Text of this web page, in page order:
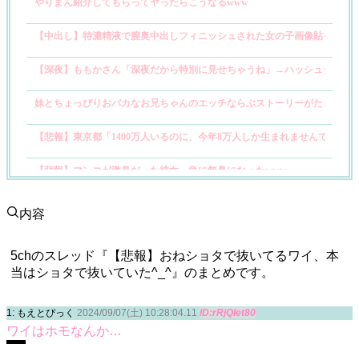
やりまん紹介してもらってヤったらこうなるwww
【中出し】特濃精液で膣奥中出しフィニッシュされた女の子画像貼って
【深夜】ももかさん「深夜だから特別に見せちゃうね」→ハッシュタグが
妹とちょっぴりおバカなお兄ちゃんのエッチならぶストーリーがたまらん
【悲報】東京都「1400万人いるのに、今年8万人しか生まれませんでした…
【悲報】マンコが激臭だった彼女、急に無臭になったwww
父が他界したので、引きこもり歴21年の姉（28）を捨てる決心をした。
貧乳美少女たちがデカチンを入れられてセックスしてる光景に興奮しちゃ
【田野憂】《エロ動画×美少女･寝取られ》無邪気で絶対エッチさせてく
内容
5chのスレッド『【悲報】おねショタで抜いてるワイ、本
当はショタで抜いていた^_^』のまとめです。
1: もえとぴっく 2024/09/07(土) 10:28:04.11 ID:rRjQIet80
ワイはホモなんか…